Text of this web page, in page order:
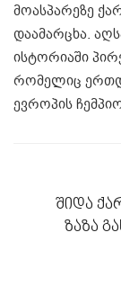
მოასპარეზე
დაამარცხა.
ისტორიაში
რომელიც
ევროპის
შიდა
ზაზა